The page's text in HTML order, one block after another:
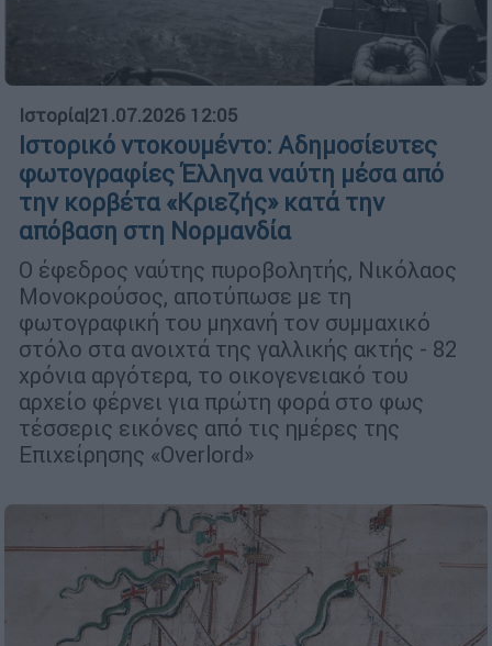
Ιστορία|21.07.2026 12:05
Ιστορικό ντοκουμέντο: Αδημοσίευτες
φωτογραφίες Έλληνα ναύτη μέσα από
την κορβέτα «Κριεζής» κατά την
απόβαση στη Νορμανδία
Ο έφεδρος ναύτης πυροβολητής, Νικόλαος
Μονοκρούσος, αποτύπωσε με τη
φωτογραφική του μηχανή τον συμμαχικό
στόλο στα ανοιχτά της γαλλικής ακτής - 82
χρόνια αργότερα, το οικογενειακό του
αρχείο φέρνει για πρώτη φορά στο φως
τέσσερις εικόνες από τις ημέρες της
Επιχείρησης «Overlord»